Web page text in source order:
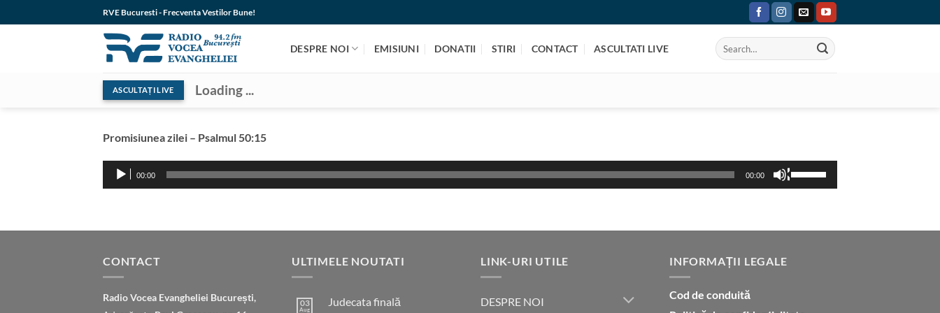
to
RVE Bucuresti - Frecventa Vestilor Bune!
DESPRE NOI EMISIUNI DONATII STIRI CONTACT ASCULTATI LIVE
ASCULTAȚI LIVE Loading ...
Promisiunea zilei – Psalmul 50:15
Audio
Player
00:00 00:00
Up/Down
CONTACT
Radio Vocea Evangheliei București,
ULTIMELE NOUTATI
03
Aug
Judecata finală
LINK-URI UTILE
DESPRE NOI
INFORMAȚII LEGALE
Cod de conduită